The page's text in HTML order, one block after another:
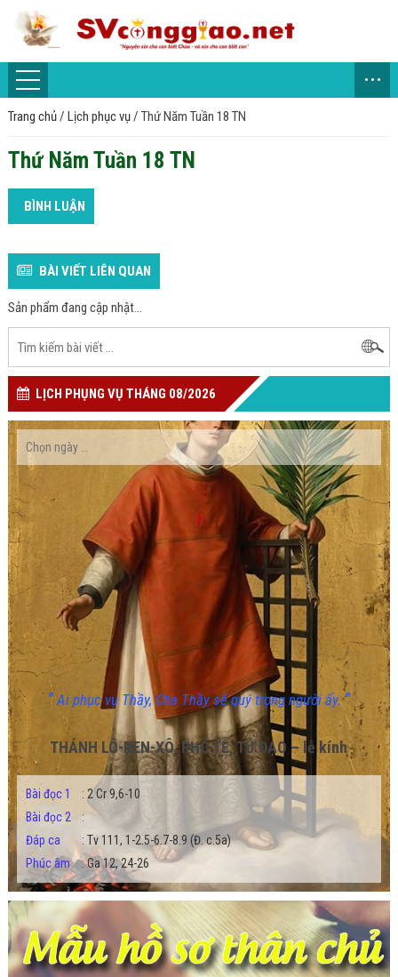
...
Trang chủ/ Lịch phục vụ/ Thứ Năm Tuần 18 TN
Thứ Năm Tuần 18 TN
BÌNH LUẬN
BÀI VIẾT LIÊN QUAN
Sản phẩm đang cập nhật...
LỊCH PHỤNG VỤ THÁNG 08/2026
()
"Ai phục vụ Thầy, Cha Thầy sẽ quý trọng người ấy."
THÁNH LÔ-REN-XÔ, PHÓ TẾ, TỬ ĐẠO – lễ kính
Bài đọc 1 : 2 Cr 9,6-10
Bài đọc 2
:
Đáp ca
: Tv 111, 1-2.5-6.7-8.9 (Đ. c.5a)
Phúc âm
:Ga 12, 24-26